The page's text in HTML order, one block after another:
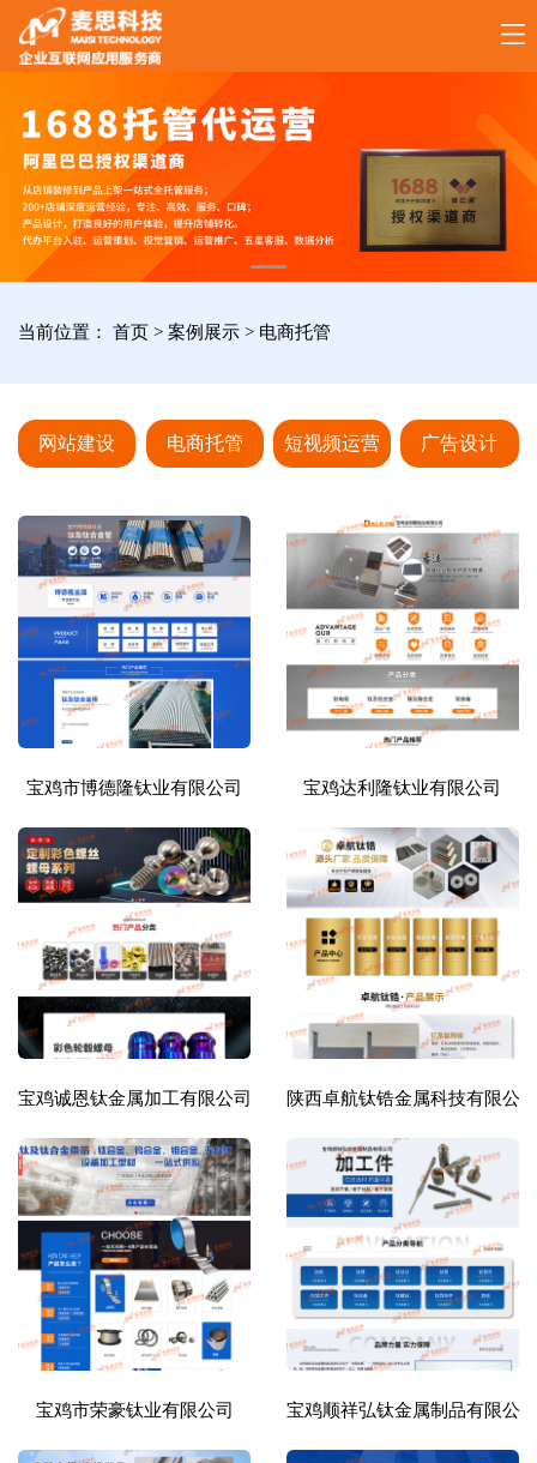
17789288861
当前位置：首页 >案例展示> 电商托管
网站建设 电商托管 短视频运营 广告设计
宝鸡市博德隆钛业有限公司 宝鸡达利隆钛业有限公司
宝鸡诚恩钛金属加工有限公司 陕西卓航钛锆金属科技有限公司
宝鸡市荣豪钛业有限公司 宝鸡顺祥弘钛金属制品有限公司